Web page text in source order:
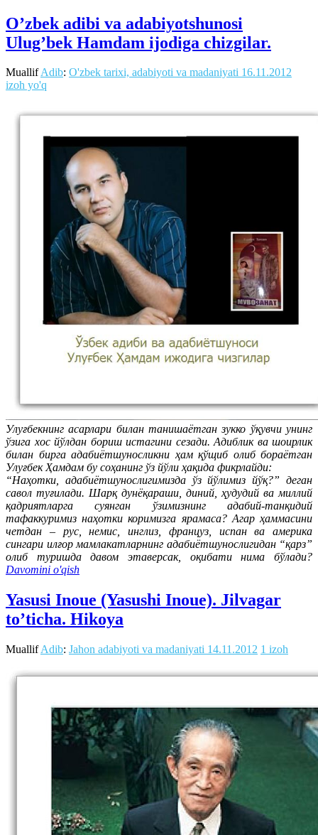
O’zbek adibi va adabiyotshunosi
Ulug’bek Hamdam ijodiga chizgilar.
MuallifAdib: O'zbek tarixi, adabiyoti va madaniyati 16.11.2012
izoh yo'q
Улуғбекнинг асарлари билан танишаётган зукко ўқувчи унинг
ўзига хос йўлдан бориш истагини сезади. Адиблик ва шоирлик
билан бирга адабиётшуносликни ҳам қўщиб олиб бораётган
Улуғбек Ҳамдам бу соҳанинг ўз йўли ҳақида фикрлайди:
“Наҳотки, адабиётшунослигимизда ўз йўлимиз йўқ?” деган
савол туғилади. Шарқ дунёқараши, диний, ҳудудий ва миллий
қадриятларга суянган ўзимизнинг адабий-танқидий
тафаккуримиз наҳотки коримизга ярамаса? Агар ҳаммасини
четдан – рус, немис, инглиз, француз, испан ва америка
сингари илғор мамлакатларнинг адабиётшунослигидан “қарз”
олиб туришда давом этаверсак, оқибати нима бўлади?
Davomini o'qish
Yasusi Inoue (Yasushi Inoue). Jilvagar
to’ticha. Hikoya
MuallifAdib: Jahon adabiyoti va madaniyati 14.11.2012 1 izoh